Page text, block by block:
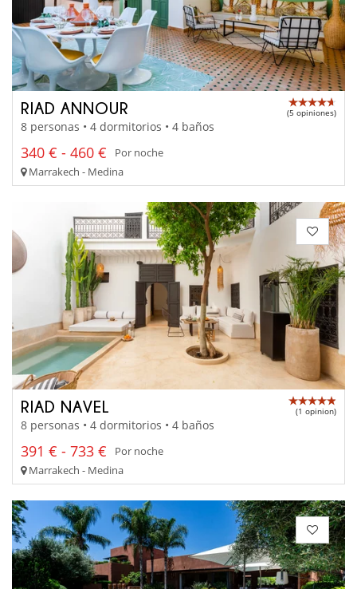
RIAD ANNOUR (5 opiniones)
8 personas • 4 dormitorios • 4 baños
340 € - 460 €
Por noche
Marrakech - Medina
RIAD NAVEL (1 opinion)
8 personas • 4 dormitorios • 4 baños
391 € - 733 €
Por noche
Marrakech - Medina